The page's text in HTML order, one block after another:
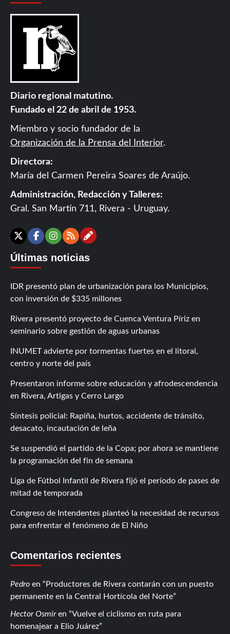
Diario regional matutino.
Fundado el 22 de abril de 1953.
Miembro y socio fundador de la
Organización de la Prensa del Interior.
Directora:
María del Carmen Pereira Soares de Araújo.
Administración, Redacción y Talleres:
Gral. San Martín 711, Rivera - Uruguay.
X Facebook
Instagram
RSSContáctanos
Últimas noticias
IDR presentó plan de urbanización para los Municipios,
con inversión de $335 millones
Rivera presentó proyecto de Cuenca Ventura Píriz en
seminario sobre gestión de aguas urbanas
INUMET advierte por tormentas fuertes en el litoral,
centro y norte del país
Presentaron informe sobre educación y afrodescendencia
en Rivera, Artigas y Cerro Largo
Síntesis policial: Rapiña, hurtos, accidente de tránsito,
desacato, incautación de leña
Se suspendió el partido de la Copa; por ahora se mantiene
la programación del fin de semana
Liga de Fútbol Infantil de Rivera fijó el período de pases de
mitad de temporada
Congreso de Intendentes planteó la necesidad de recursos
para enfrentar el fenómeno de El Niño
Comentarios recientes
Pedro en
Productores de Rivera contarán con un puesto
permanente en la Central Hortícola del Norte
Hector Osmiren
Vuelve el ciclismo en ruta para
homenajear a Elio Juárez